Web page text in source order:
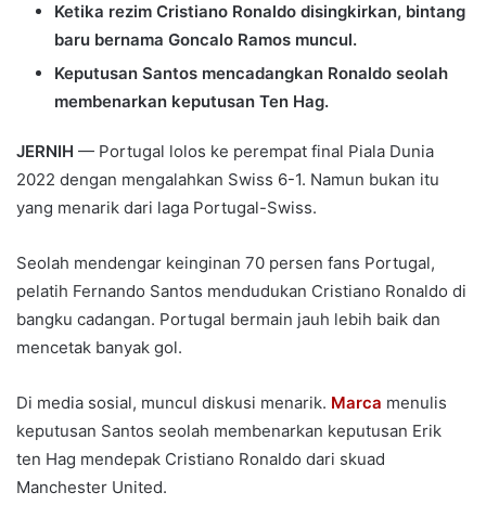
Ketika rezim Cristiano Ronaldo disingkirkan, bintang
baru bernama Goncalo Ramos muncul.
Keputusan Santos mencadangkan Ronaldo seolah
membenarkan keputusan Ten Hag.
JERNIH — Portugal lolos ke perempat final Piala Dunia
2022 dengan mengalahkan Swiss 6-1. Namun bukan itu
yang menarik dari laga Portugal-Swiss.
Seolah mendengar keinginan 70 persen fans Portugal,
pelatih Fernando Santos mendudukan Cristiano Ronaldo di
bangku cadangan. Portugal bermain jauh lebih baik dan
mencetak banyak gol.
Di media sosial, muncul diskusi menarik. Marca menulis
keputusan Santos seolah membenarkan keputusan Erik
ten Hag mendepak Cristiano Ronaldo dari skuad
Manchester United.